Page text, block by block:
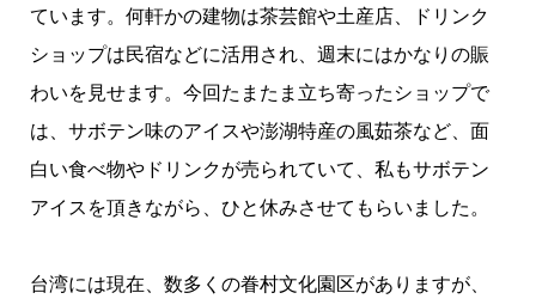
ています。何軒かの建物は茶芸館や土産店、ドリンク
ショップは民宿などに活用され、週末にはかなりの賑
わいを見せます。今回たまたま立ち寄ったショップで
は、サボテン味のアイスや澎湖特産の風茹茶など、面
白い食べ物やドリンクが売られていて、私もサボテン
アイスを頂きながら、ひと休みさせてもらいました。
台湾には現在、数多くの眷村文化園区がありますが、